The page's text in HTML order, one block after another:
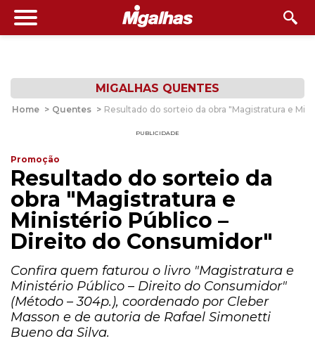
MIGALHAS QUENTES
Home > Quentes > Resultado do sorteio da obra "Magistratura e
PUBLICIDADE
Promoção
Resultado do sorteio da
obra "Magistratura e
Ministério Público –
Direito do Consumidor"
Confira quem faturou o livro "Magistratura e
Ministério Público – Direito do Consumidor"
(Método – 304p.), coordenado por Cleber
Masson e de autoria de Rafael Simonetti
Bueno da Silva.